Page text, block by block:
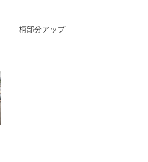
柄部分アップ